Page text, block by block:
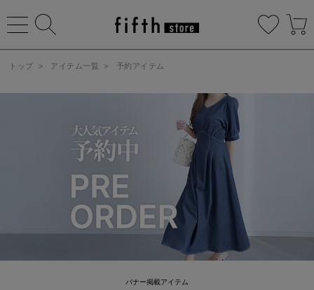
トップ > アイテム一覧 > 予約アイテム
バナー掲載アイテム